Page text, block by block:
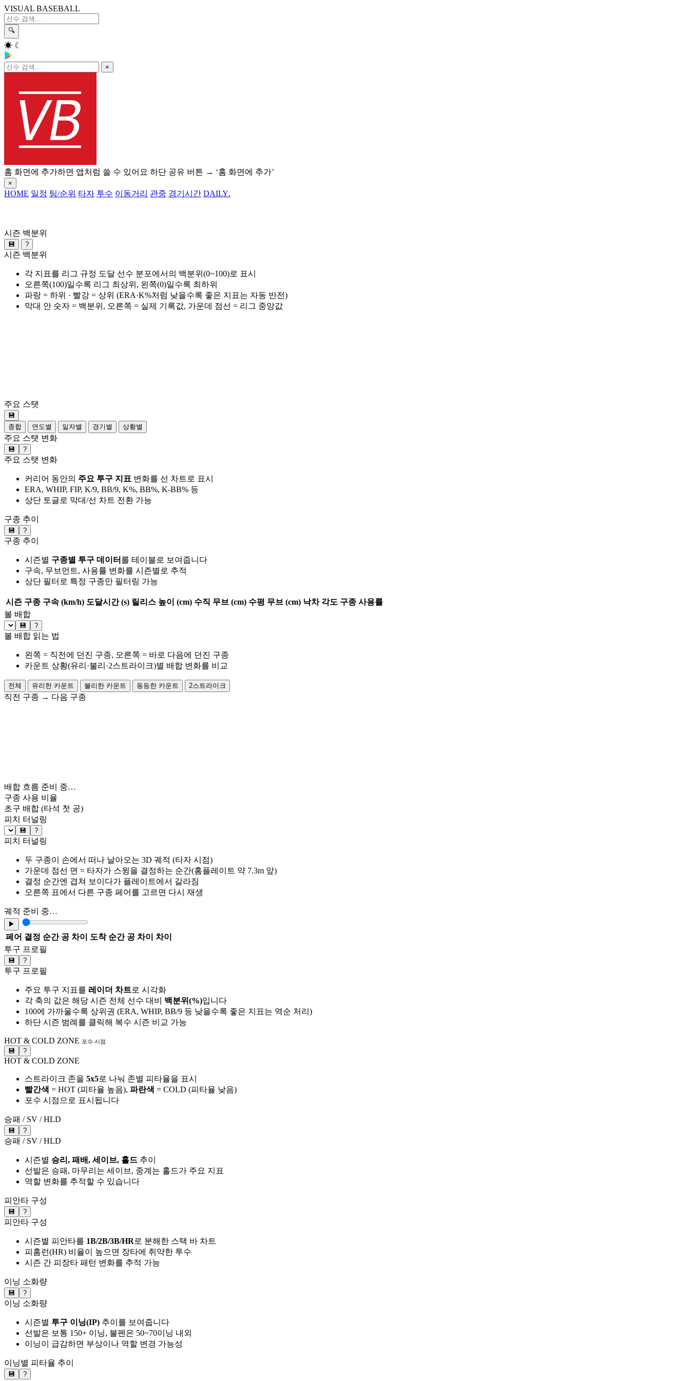
VISUAL BASEBALL
🔍
☀ ☾
×
홈 화면에 추가하면 앱처럼 쓸 수 있어요 하단 공유 버튼 → ‘홈 화면에 추가’
×
HOME 일정 팀/순위 타자 투수 이동거리 관중 경기시간 DAILY.
시즌 백분위
💾 ?
시즌 백분위
각 지표를 리그 규정 도달 선수 분포에서의 백분위(0~100)로 표시
오른쪽(100)일수록 리그 최상위, 왼쪽(0)일수록 최하위
파랑 = 하위 · 빨강 = 상위 (ERA·K%처럼 낮을수록 좋은 지표는 자동 반전)
막대 안 숫자 = 백분위, 오른쪽 = 실제 기록값, 가운데 점선 = 리그 중앙값
주요 스탯
💾
종합
연도별 일자별 경기별 상황별
주요 스탯 변화
💾 ?
주요 스탯 변화
커리어 동안의 주요 투구 지표 변화를 선 차트로 표시
ERA, WHIP, FIP, K/9, BB/9, K%, BB%, K-BB% 등
상단 토글로 막대/선 차트 전환 가능
구종 추이
💾 ?
구종 추이
시즌별 구종별 투구 데이터 를 테이블로 보여줍니다
구속, 무브먼트, 사용률 변화를 시즌별로 추적
상단 필터로 특정 구종만 필터링 가능
시즌 구종 구속 (km/h) 도달시간 (s) 릴리스 높이 (cm) 수직 무브 (cm) 수평 무브 (cm) 낙차 각도 구종 사용률
볼 배합
💾 ?
볼 배합 읽는 법
왼쪽 = 직전에 던진 구종, 오른쪽 = 바로 다음에 던진 구종
카운트 상황(유리·불리·2스트라이크)별 배합 변화를 비교
전체 유리한 카운트 불리한 카운트 동등한 카운트 2스트라이크
직전 구종 → 다음 구종
배합 흐름 준비 중…
구종 사용 비율
초구 배합 (타석 첫 공)
피치 터널링
💾 ?
피치 터널링
두 구종이 손에서 떠나 날아오는 3D 궤적 (타자 시점)
가운데 점선 면 = 타자가 스윙을 결정하는 순간(홈플레이트 약 7.3m 앞)
결정 순간엔 겹쳐 보이다가 플레이트에서 갈라짐
오른쪽 표에서 다른 구종 페어를 고르면 다시 재생
궤적 준비 중…
▶
페어 결정 순간 공 차이 도착 순간 공 차이
차이
투구 프로필
💾 ?
투구 프로필
주요 투구 지표를 레이더 차트로 시각화
각 축의 값은 해당 시즌 전체 선수 대비 백분위(%)입니다
100에 가까울수록 상위권 (ERA, WHIP, BB/9 등 낮을수록 좋은 지표는 역순 처리)
하단 시즌 범례를 클릭해 복수 시즌 비교 가능
HOT & COLD ZONE 포수 시점
💾 ?
HOT & COLD ZONE
스트라이크 존을 5x5로 나눠 존별 피타율을 표시
빨간색 = HOT (피타율 높음), 파란색 = COLD (피타율 낮음)
포수 시점으로 표시됩니다
승패 / SV / HLD
💾 ?
승패 / SV / HLD
시즌별 승리, 패배, 세이브, 홀드 추이
선발은 승패, 마무리는 세이브, 중계는 홀드가 주요 지표
역할 변화를 추적할 수 있습니다
피안타 구성
💾 ?
피안타 구성
시즌별 피안타를 1B/2B/3B/HR로 분해한 스택 바 차트
피홈런(HR) 비율이 높으면 장타에 취약한 투수
시즌 간 피장타 패턴 변화를 추적 가능
이닝 소화량
💾 ?
이닝 소화량
시즌별 투구 이닝(IP) 추이를 보여줍니다
선발은 보통 150+ 이닝, 불펜은 50~70이닝 내외
이닝이 급감하면 부상이나 역할 변경 가능성
이닝별 피타율 추이
💾 ?